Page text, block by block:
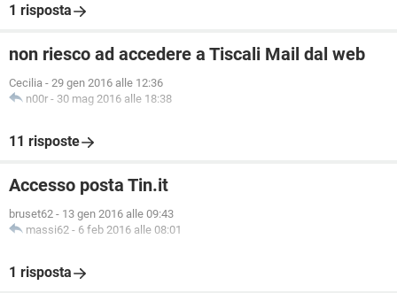
1 risposta
non riesco ad accedere a Tiscali Mail dal web
Cecilia - 29 gen 2016 alle 12:36
n00r - 30 mag 2016 alle 18:38
11 risposte
Accesso posta Tin.it
bruset62 - 13 gen 2016 alle 09:43
massi62 - 6 feb 2016 alle 08:01
1 risposta